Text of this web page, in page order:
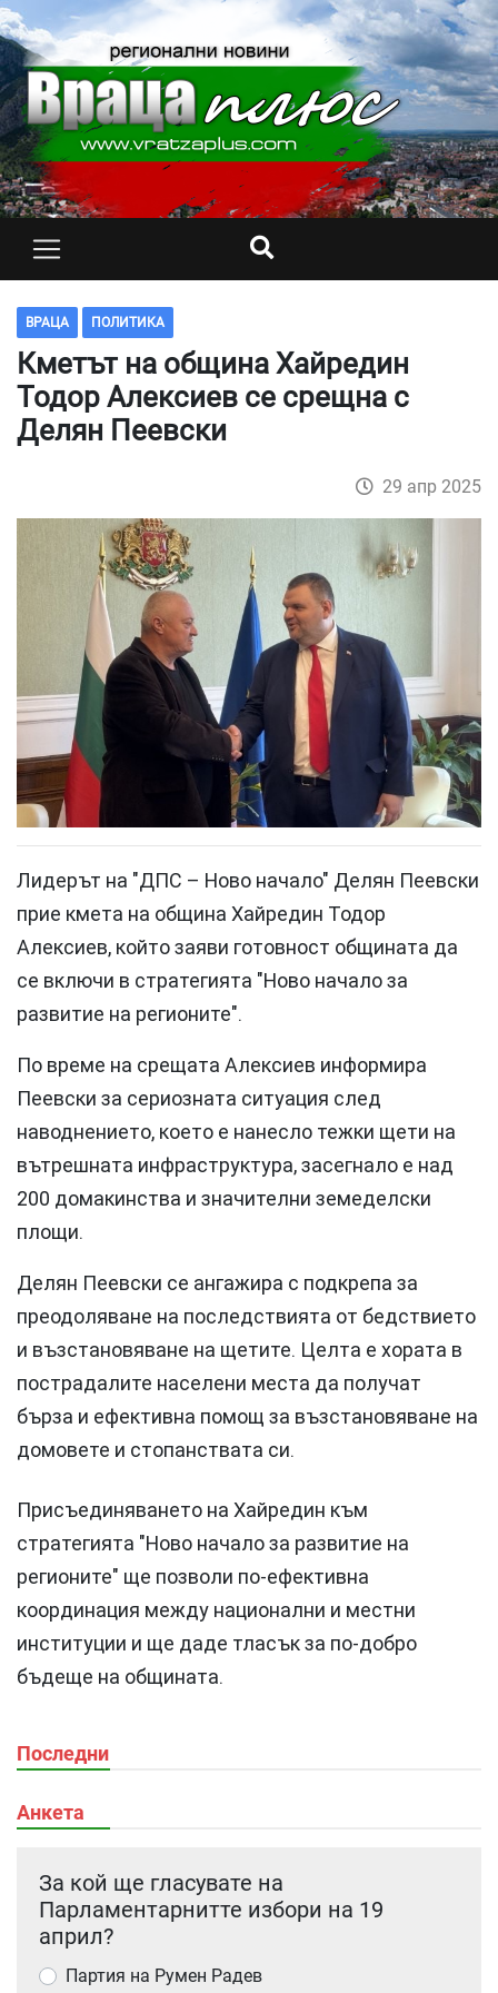
ВРАЦА ПОЛИТИКА
Кметът на община Хайредин
Тодор Алексиев се срещна с
Делян Пеевски
29 апр 2025
Лидерът на "ДПС – Ново начало" Делян Пеевски
прие кмета на община Хайредин Тодор
Алексиев, който заяви готовност общината да
се включи в стратегията "Ново начало за
развитие на регионите".
По време на срещата Алексиев информира
Пеевски за сериозната ситуация след
наводнението, което е нанесло тежки щети на
вътрешната инфраструктура, засегнало е над
200 домакинства и значителни земеделски
площи.
Делян Пеевски се ангажира с подкрепа за
преодоляване на последствията от бедствието
и възстановяване на щетите. Целта е хората в
пострадалите населени места да получат
бърза и ефективна помощ за възстановяване на
домовете и стопанствата си.
Присъединяването на Хайредин към
стратегията "Ново начало за развитие на
регионите" ще позволи по-ефективна
координация между национални и местни
институции и ще даде тласък за по-добро
бъдеще на общината.
Последни
Анкета
За кой ще гласувате на
Парламентарнитте избори на 19
април?
Партия на Румен Радев